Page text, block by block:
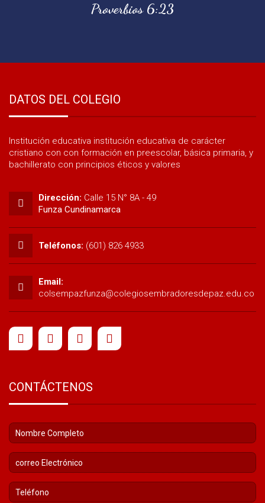
Proverbios 6:23
DATOS DEL COLEGIO
Institución educativa institución educativa de carácter
cristiano con con formación en preescolar, básica primaria, y
bachillerato con principios éticos y valores
Dirección: Calle 15 N° 8A - 49
Funza Cundinamarca
Teléfonos: (601) 826 4933
Email:
colsempazfunza@colegiosembradoresdepaz.edu.co
CONTÁCTENOS